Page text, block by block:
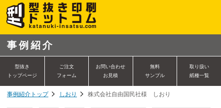
事例紹介
型抜き
トップページ
ご注文
フォーム
お問い合わせ
お見積
無料
サンプル
取り扱い
紙種一覧
事例紹介トップ しおり 株式会社自由国民社様 しおり